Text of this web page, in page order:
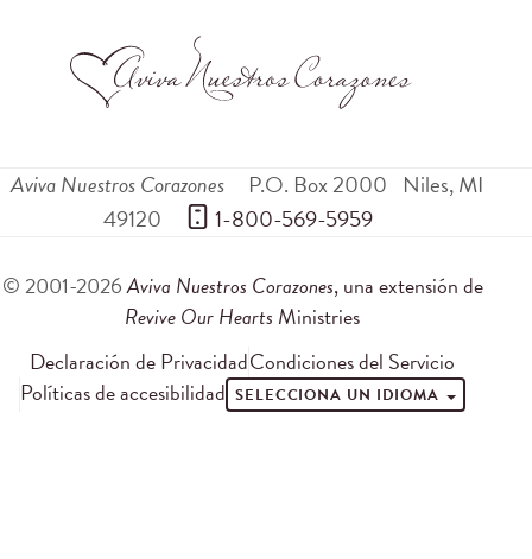
Aviva Nuestros Corazones P.O. Box 2000 Niles,MI
49120
1-800-569-5959
© 2001-2026Aviva Nuestros Corazones, una extensión de
Revive Our Hearts Ministries
Declaración de PrivacidadCondiciones del Servicio
Políticas de accesibilidad SELECCIONA UN IDIOMA